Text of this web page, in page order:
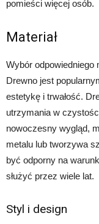
pomieści więcej osób.
Materiał
Wybór odpowiedniego
Drewno jest
estetykę i trwałość.
utrzymania w
nowoczesny wygląd,
metalu lub tworzywa
być odporny na
służyć przez wiele lat.
Styl i design